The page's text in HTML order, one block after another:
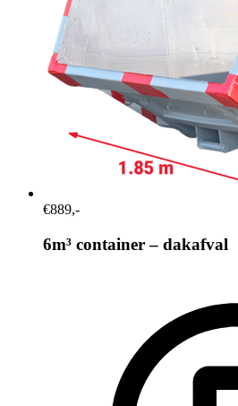
€889,-
6m³ container – dakafval